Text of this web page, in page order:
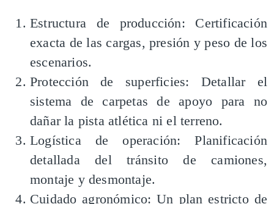
Estructura de producción: Certificación
exacta de las cargas, presión y peso de los
escenarios.
Protección de superficies: Detallar el
sistema de carpetas de apoyo para no
dañar la pista atlética ni el terreno.
Logística de operación: Planificación
detallada del tránsito de camiones,
montaje y desmontaje.
Cuidado agronómico: Un plan estricto de